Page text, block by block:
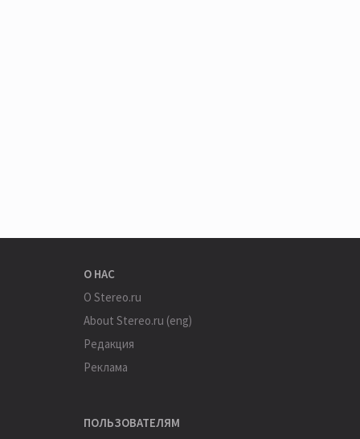
О НАС
О Stereo.ru
About Stereo.ru (eng)
Редакция
Реклама
ПОЛЬЗОВАТЕЛЯМ